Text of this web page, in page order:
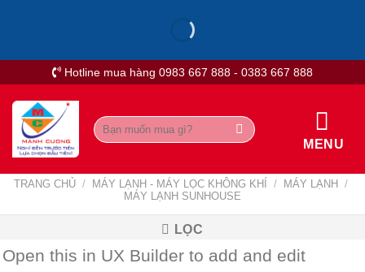
Hotline mua hàng 0983 667 888 - 0383 667 888
Tìm
kiếm:
MENU
TRANG CHỦ / MÁY LẠNH - MÁY LỌC KHÔNG KHÍ / MÁY LẠNH
/
MÁY LẠNH SUNHOUSE
LỌC
Open this in UX Builder to add and edit